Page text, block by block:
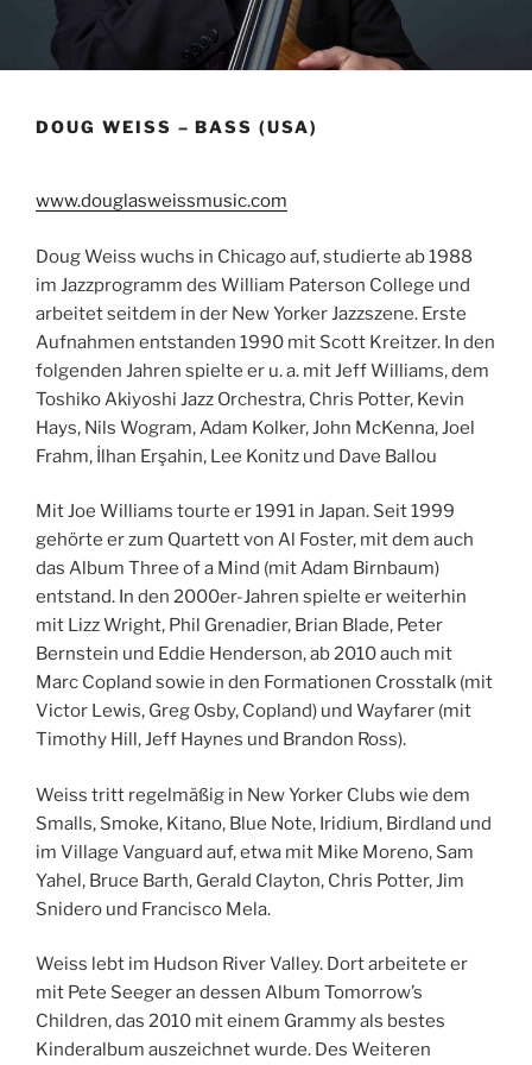
DOUG WEISS – BASS (USA)
www.douglasweissmusic.com
Doug Weiss wuchs in Chicago auf, studierte ab 1988
im Jazzprogramm des William Paterson College und
arbeitet seitdem in der New Yorker Jazzszene. Erste
Aufnahmen entstanden 1990 mit Scott Kreitzer. In den
folgenden Jahren spielte er u. a. mit Jeff Williams, dem
Toshiko Akiyoshi Jazz Orchestra, Chris Potter, Kevin
Hays, Nils Wogram, Adam Kolker, John McKenna, Joel
Frahm, İlhan Erşahin, Lee Konitz und Dave Ballou
Mit Joe Williams tourte er 1991 in Japan. Seit 1999
gehörte er zum Quartett von Al Foster, mit dem auch
das Album Three of a Mind (mit Adam Birnbaum)
entstand. In den 2000er-Jahren spielte er weiterhin
mit Lizz Wright, Phil Grenadier, Brian Blade, Peter
Bernstein und Eddie Henderson, ab 2010 auch mit
Marc Copland sowie in den Formationen Crosstalk (mit
Victor Lewis, Greg Osby, Copland) und Wayfarer (mit
Timothy Hill, Jeff Haynes und Brandon Ross).
Weiss tritt regelmäßig in New Yorker Clubs wie dem
Smalls, Smoke, Kitano, Blue Note, Iridium, Birdland und
im Village Vanguard auf, etwa mit Mike Moreno, Sam
Yahel, Bruce Barth, Gerald Clayton, Chris Potter, Jim
Snidero und Francisco Mela.
Weiss lebt im Hudson River Valley. Dort arbeitete er
mit Pete Seeger an dessen Album Tomorrow’s
Children, das 2010 mit einem Grammy als bestes
Kinderalbum auszeichnet wurde. Des Weiteren